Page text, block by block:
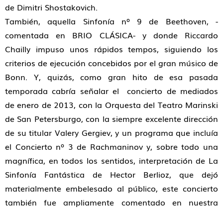
de Dimitri Shostakovich.
También, aquella Sinfonía nº 9 de Beethoven, -
comentada en BRIO CLÁSICA- y donde Riccardo
Chailly impuso unos rápidos tempos, siguiendo los
criterios de ejecución concebidos por el gran músico de
Bonn. Y, quizás, como gran hito de esa pasada
temporada cabría señalar el concierto de mediados
de enero de 2013, con la Orquesta del Teatro Marinski
de San Petersburgo, con la siempre excelente dirección
de su titular Valery Gergiev, y un programa que incluía
el Concierto nº 3 de Rachmaninov y, sobre todo una
magnífica, en todos los sentidos, interpretación de La
Sinfonía Fantástica de Hector Berlioz, que dejó
materialmente embelesado al público, este concierto
también fue ampliamente comentado en nuestra